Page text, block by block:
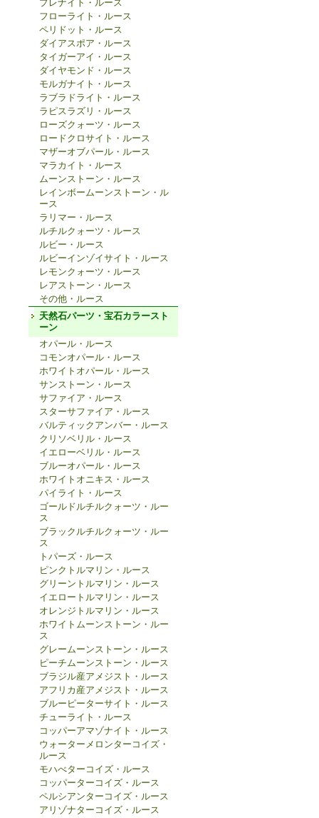
プレナイト・ルース
フローライト・ルース
ペリドット・ルース
ダイアスポア・ルース
タイガーアイ・ルース
ダイヤモンド・ルース
モルガナイト・ルース
ラブラドライト・ルース
ラピスラズリ・ルース
ローズクォーツ・ルース
ロードクロサイト・ルース
マザーオブパール・ルース
マラカイト・ルース
ムーンストーン・ルース
レインボームーンストーン・ル
ース
ラリマー・ルース
ルチルクォーツ・ルース
ルビー・ルース
ルビーインゾイサイト・ルース
レモンクォーツ・ルース
レアストーン・ルース
その他・ルース
天然石パーツ・宝石カラースト
ーン
オパール・ルース
コモンオパール・ルース
ホワイトオパール・ルース
サンストーン・ルース
サファイア・ルース
スターサファイア・ルース
バルティックアンバー・ルース
クリソベリル・ルース
イエローベリル・ルース
ブルーオパール・ルース
ホワイトオニキス・ルース
パイライト・ルース
ゴールドルチルクォーツ・ルー
ス
ブラックルチルクォーツ・ルー
ス
トパーズ・ルース
ピンクトルマリン・ルース
グリーントルマリン・ルース
イエロートルマリン・ルース
オレンジトルマリン・ルース
ホワイトムーンストーン・ルー
ス
グレームーンストーン・ルース
ピーチムーンストーン・ルース
ブラジル産アメジスト・ルース
アフリカ産アメジスト・ルース
ブルーピーターサイト・ルース
チューライト・ルース
コッパーアマゾナイト・ルース
ウォーターメロンターコイズ・
ルース
モハべターコイズ・ルース
コッパーターコイズ・ルース
ペルシアンターコイズ・ルース
アリゾナターコイズ・ルース